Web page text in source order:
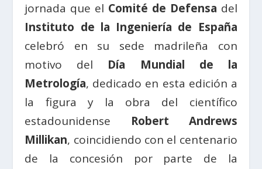
jornada que el Comité de Defensa del
Instituto de la Ingeniería de España
celebró en su sede madrileña con
motivo del Día Mundial de la
Metrología, dedicado en esta edición a
la figura y la obra del científico
estadounidense Robert Andrews
Millikan, coincidiendo con el centenario
de la concesión por parte de la